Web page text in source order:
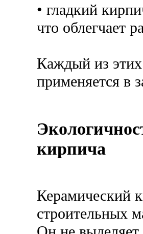
• гладкий
что облегчает
Каждый из
применяется в
кирпича
Керамический
строительных